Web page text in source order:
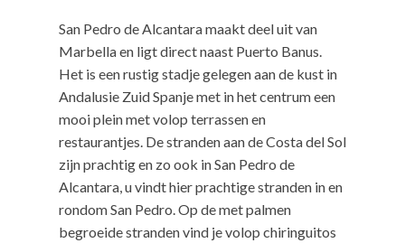
San Pedro de Alcantara maakt deel uit van
Marbella en ligt direct naast Puerto Banus.
Het is een rustig stadje gelegen aan de kust in
Andalusie Zuid Spanje met in het centrum een
mooi plein met volop terrassen en
restaurantjes. De stranden aan de Costa del Sol
zijn prachtig en zo ook in San Pedro de
Alcantara, u vindt hier prachtige stranden in en
rondom San Pedro. Op de met palmen
begroeide stranden vind je volop chiringuitos